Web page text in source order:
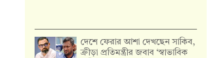
দেশে ফেরার আশা দেখছেন সাকিব,
ক্রীড়া প্রতিমন্ত্রীর জবাব ‘স্বাভাবিক